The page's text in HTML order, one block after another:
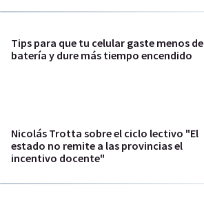
Tips para que tu celular gaste menos de
batería y dure más tiempo encendido
Nicolás Trotta sobre el ciclo lectivo "El
estado no remite a las provincias el
incentivo docente"